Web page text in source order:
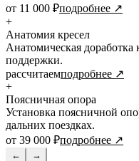
от 11 000 ₽подробнее ↗
+
Анатомия кресел
Анатомическая
поддержки.
рассчитаемподробнее ↗
+
Поясничная опора
Установка поясничной
дальних поездках.
от 39 000 ₽подробнее ↗
← →